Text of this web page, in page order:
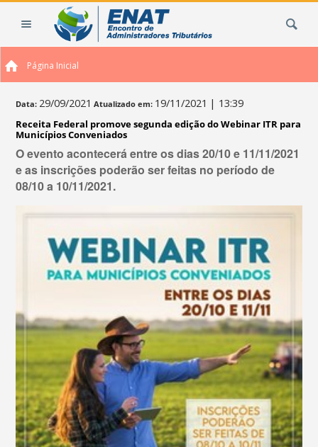
Página Inicial
Data: 29/09/2021 Atualizado em: 19/11/2021 | 13:39
Receita Federal promove segunda edição do Webinar ITR para
Municípios Conveniados
O evento acontecerá entre os dias 20/10 e 11/11/2021
e as inscrições poderão ser feitas no período de
08/10 a 10/11/2021.